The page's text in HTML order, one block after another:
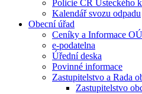
Policie ČR Ústeckého
Kalendář svozu odpadu
Obecní úřad
Ceníky a Informace OÚ
e-podatelna
Úřední deska
Povinné informace
Zastupitelstvo a Rada
Zastupitelstvo